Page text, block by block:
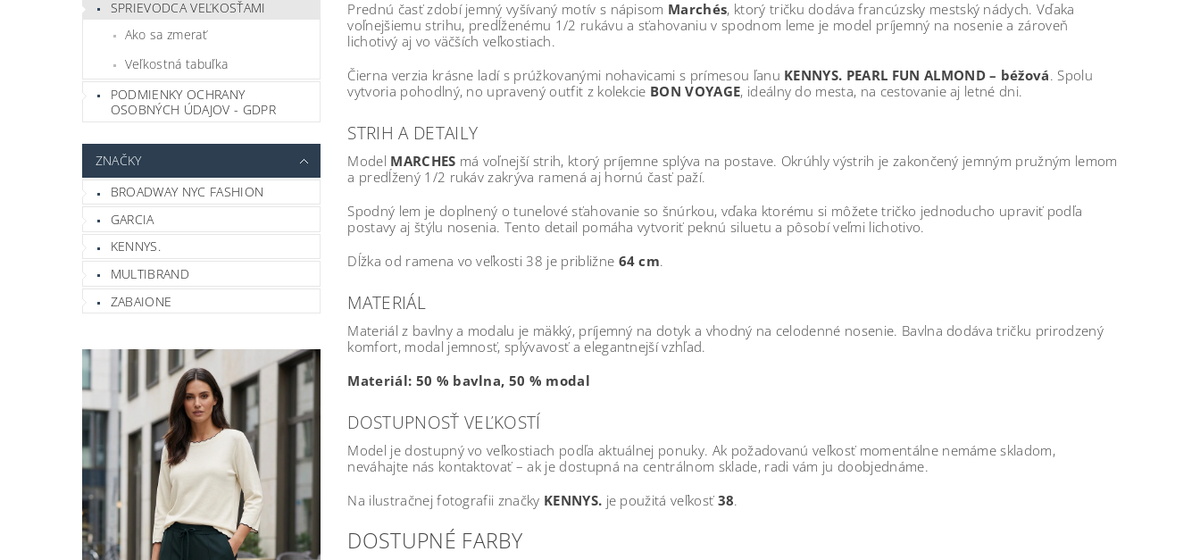
SPRIEVODCA VEĽKOSŤAMI
Ako sa zmerať
Veľkostná tabuľka
PODMIENKY OCHRANY
OSOBNÝCH ÚDAJOV - GDPR
ZNAČKY
BROADWAY NYC FASHION
GARCIA
KENNYS.
MULTIBRAND
ZABAIONE
Prednú časť zdobí jemný vyšívaný motív s nápisom Marchés, ktorý tričku dodáva francúzsky mestský nádych. Vďaka
voľnejšiemu strihu, predĺženému 1/2 rukávu a sťahovaniu v spodnom leme je model príjemný na nosenie a zároveň
lichotivý aj vo väčších veľkostiach.
Čierna verzia krásne ladí s prúžkovanými nohavicami s prímesou ľanu KENNYS. PEARL FUN ALMOND – béžová. Spolu
vytvoria pohodlný, no upravený outfit z kolekcie BON VOYAGE, ideálny do mesta, na cestovanie aj letné dni.
STRIH A DETAILY
Model MARCHES má voľnejší strih, ktorý príjemne splýva na postave. Okrúhly výstrih je zakončený jemným pružným lemom
a predĺžený 1/2 rukáv zakrýva ramená aj hornú časť paží.
Spodný lem je doplnený o tunelové sťahovanie so šnúrkou, vďaka ktorému si môžete tričko jednoducho upraviť podľa
postavy aj štýlu nosenia. Tento detail pomáha vytvoriť peknú siluetu a pôsobí veľmi lichotivo.
Dĺžka od ramena vo veľkosti 38 je približne 64 cm.
MATERIÁL
Materiál z bavlny a modalu je mäkký, príjemný na dotyk a vhodný na celodenné nosenie. Bavlna dodáva tričku prirodzený
komfort, modal jemnosť, splývavosť a elegantnejší vzhľad.
Materiál: 50 % bavlna, 50 % modal
DOSTUPNOSŤ VEĽKOSTÍ
Model je dostupný vo veľkostiach podľa aktuálnej ponuky. Ak požadovanú veľkosť momentálne nemáme skladom,
neváhajte nás kontaktovať – ak je dostupná na centrálnom sklade, radi vám ju doobjednáme.
Na ilustračnej fotografii značky KENNYS. je použitá veľkosť 38.
DOSTUPNÉ FARBY